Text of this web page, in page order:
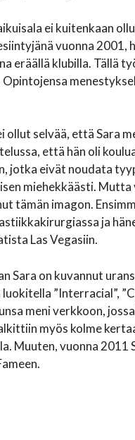
ei kuitenkaan
vuonna
eräällä klubilla. Tällä
Opintojensa
ollut selvää, että Sara
että hän oli
jotka eivät noudata
miehekkäästi. Mutta
tämän imagon.
ja
Las Vegasiin.
Sara on kuvannut
”Interracial”,
meni verkkoon,
myös kolme
Muuten, vuonna 2011